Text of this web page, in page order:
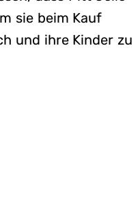
sie beim Kauf
und ihre Kinder zu